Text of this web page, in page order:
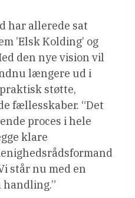
har allerede sat
’Elsk Kolding’ og
den nye vision vil
længere ud i
støtte,
fællesskaber. “Det
proces i hele
klare
står nu med en